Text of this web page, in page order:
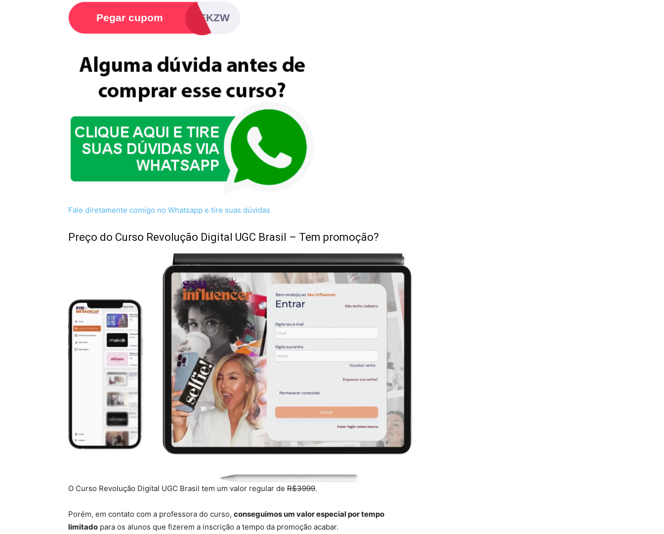
Pegar cupom IYHTEKZW
Fale diretamente comigo no Whatsapp e tire suas dúvidas
Preço do Curso Revolução Digital UGC Brasil – Tem promoção?
O Curso Revolução Digital UGC Brasil tem um valor regular de R$3999.
Porém, em contato com a professora do curso, conseguimos um valor especial por tempo
limitado para os alunos que fizerem a inscrição a tempo da promoção acabar.